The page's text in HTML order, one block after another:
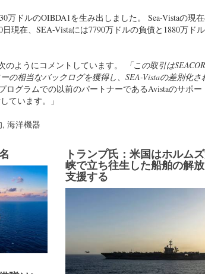
万ドルのOIBDA1を生み出しました。 Sea-Vistaの現
現在、SEA-Vistaには7790万ドルの負債と1880万ド
のようにコメントしています。
「この取引は
の相当なバックログを獲得し、SEA-Vistaの差別化さ
グラムでの以前のパートナーであるAvistaのサポー
ています。」
, 海洋機器
トランプ氏：米国はホルム
峡で立ち往生した船舶の解
支援する